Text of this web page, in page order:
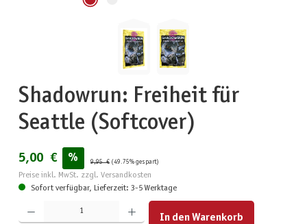
Shadowrun: Freiheit für
Seattle (Softcover)
5,00 € % 9,95 € (49.75% gespart)
Preise inkl. MwSt. zzgl. Versandkosten
Sofort verfügbar, Lieferzeit: 3-5 Werktage
Produkt Anzahl: Gib den gewünschten Wert ein oder benutze die Schaltflächen um die Anzahl zu
In den Warenkorb